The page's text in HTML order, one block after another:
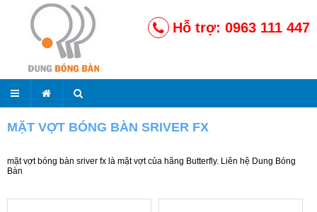
Hỗ trợ: 0963 111 447
MẶT VỢT BÓNG BÀN SRIVER FX
mặt vợt bóng bàn sriver fx là mặt vợt của hãng Butterfly. Liên hệ Dung Bóng
Bàn